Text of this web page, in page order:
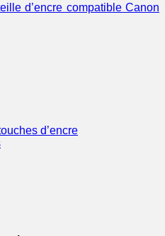
d’encre compatible Canon
d’encre